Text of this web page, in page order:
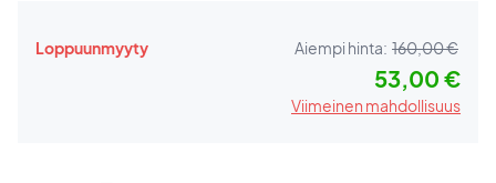
Loppuunmyyty Aiempi hinta: 160,00 €
53,00 €
Viimeinen mahdollisuus